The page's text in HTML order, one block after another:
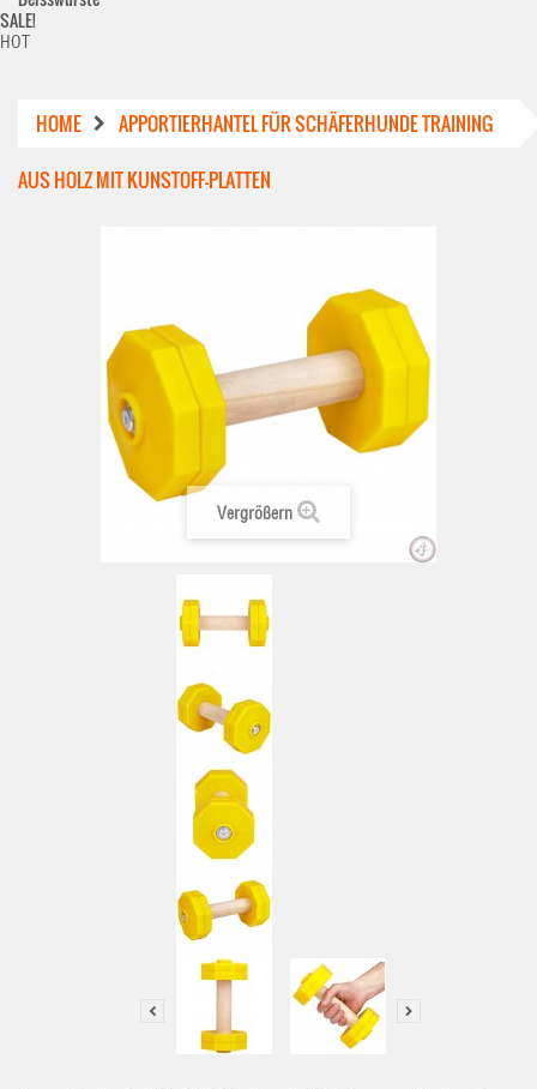
SALE!
HOT
HOME
APPORTIERHANTEL FÜR SCHÄFERHUNDE TRAINING
AUS HOLZ MIT KUNSTOFF-PLATTEN
Vergrößern